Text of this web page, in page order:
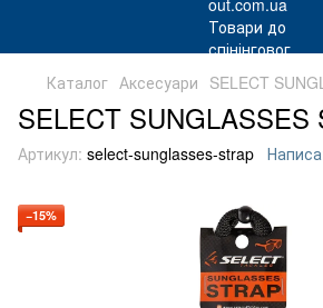
Каталог Аксесуари SELECT
SELECT SUNGLASSES
Артикул: select-sunglasses-strap
−15%